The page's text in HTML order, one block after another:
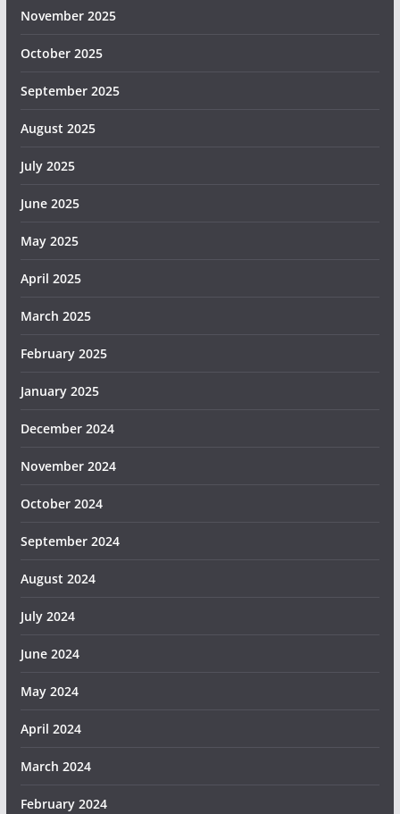
November 2025
October 2025
September 2025
August 2025
July 2025
June 2025
May 2025
April 2025
March 2025
February 2025
January 2025
December 2024
November 2024
October 2024
September 2024
August 2024
July 2024
June 2024
May 2024
April 2024
March 2024
February 2024